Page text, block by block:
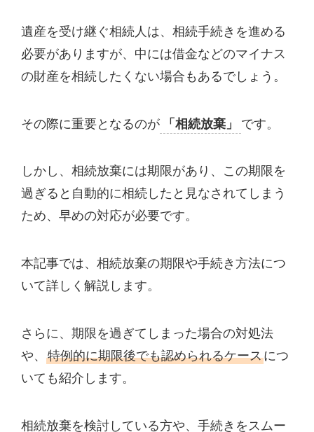
遺産を受け継ぐ相続人は、相続手続きを進める
必要がありますが、中には借金などのマイナス
の財産を相続したくない場合もあるでしょう。
その際に重要となるのが 「相続放棄」 です。
しかし、相続放棄には期限があり、この期限を
過ぎると自動的に相続したと見なされてしまう
ため、早めの対応が必要です。
本記事では、相続放棄の期限や手続き方法につ
いて詳しく解説します。
さらに、期限を過ぎてしまった場合の対処法
や、 特例的に期限後でも認められるケースにつ
いても紹介します。
相続放棄を検討している方や、手続きをスムー